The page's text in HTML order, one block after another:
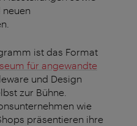
neuen
ist das Format
für angewandte
und Design
zur Bühne.
wie
präsentieren ihre